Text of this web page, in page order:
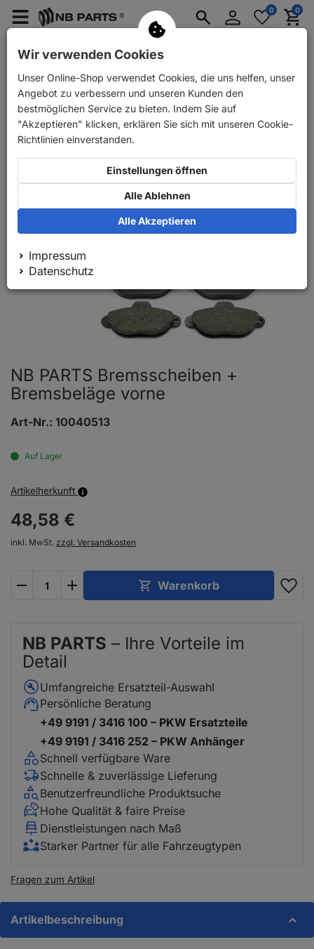
Menü
PKW Anhänger Ersatzteile
AnmeldenMerkzettel
aufklappen
0 0
Zurück PKW Ersatzteile NB PARTS Bremsscheiben +
NB PARTS Bremsscheiben +
Bremsbeläge vorne
Art-Nr.: 10040513
Auf Lager
Artikelherkunft
48,58 €
inkl. MwSt. zzgl. Versandkosten
Warenkorb
NB PARTS – Ihre Vorteile im
Detail
Umfangreiche Ersatzteil-Auswahl
Persönliche Beratung
+49 9191 / 3416 100 – PKW Ersatzteile
+49 9191 / 3416 252 – PKW Anhänger
Schnell verfügbare Ware
Schnelle & zuverlässige Lieferung
Benutzerfreundliche Produktsuche
Hohe Qualität & faire Preise
Dienstleistungen nach Maß
Starker Partner für alle Fahrzeugtypen
Fragen zum Artikel
Artikelbeschreibung
Wir verwenden Cookies
Unser Online-Shop verwendet Cookies, die uns helfen, unser
Angebot zu verbessern und unseren Kunden den
bestmöglichen Service zu bieten. Indem Sie auf
"Akzeptieren" klicken, erklären Sie sich mit unseren Cookie-
Richtlinien einverstanden.
Einstellungen öffnen
Alle Ablehnen
Alle Akzeptieren
Impressum
Datenschutz